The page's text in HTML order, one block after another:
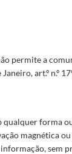
permite a
art.º n.º
forma
magnética
sem